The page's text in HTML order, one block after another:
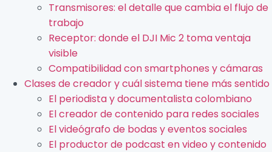
Transmisores: el detalle que cambia el flujo de
trabajo
Receptor: donde el DJI Mic 2 toma ventaja
visible
Compatibilidad con smartphones y cámaras
Clases de creador y cuál sistema tiene más sentido
El periodista y documentalista colombiano
El creador de contenido para redes sociales
El videógrafo de bodas y eventos sociales
El productor de podcast en video y contenido